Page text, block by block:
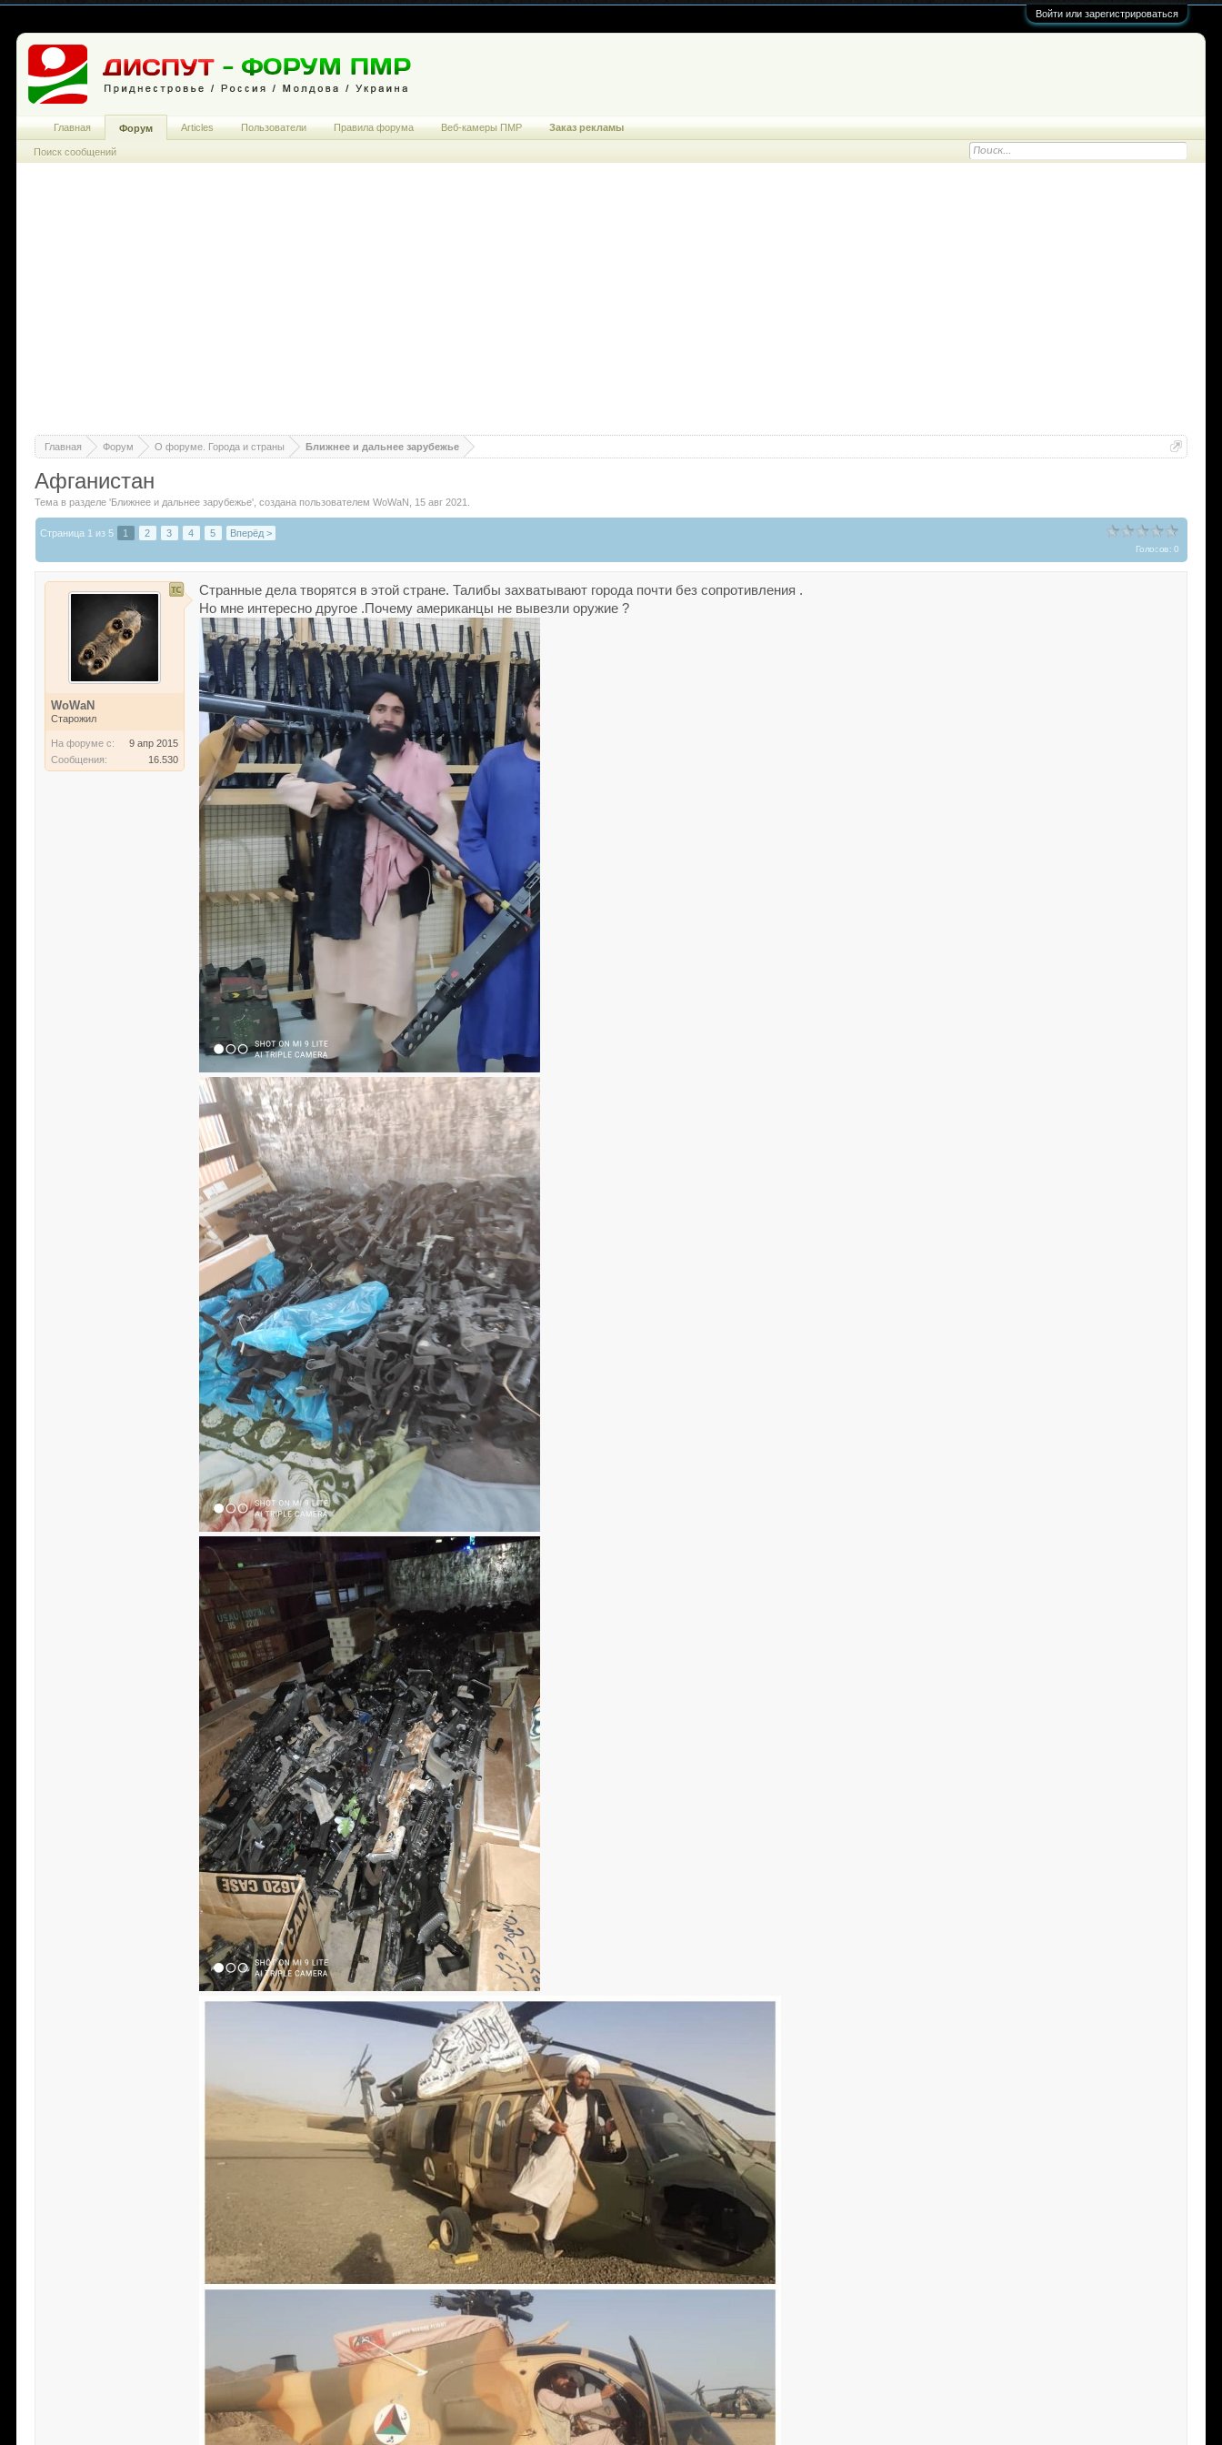
Войти или зарегистрироваться
Главная Форум О форуме. Города и страны Ближнее и дальнее зарубежье
Афганистан
Тема в разделе 'Ближнее и дальнее зарубежье' , создана пользователемWoWaN 15 авг 2021
Голосов: 0
Страница 1 из 5 1 2 3 4 5 Вперёд >
WoWaN
Старожил
На форуме с:
9 апр 2015
Сообщения:
16.530
Странные дела творятся в этой стране. Талибы захватывают города почти без сопротивления .
Но мне интересно другое .Почему американцы не вывезли оружие ?
Главная Форум
Поиск сообщений
Articles Пользователи Правила форума Веб-камеры ПМР Заказ рекламы